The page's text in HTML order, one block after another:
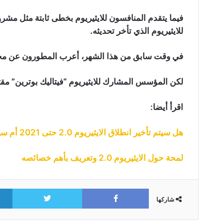
للايثيريوم الذي تأخر تحديثه.
في وقت سابق من هذا الشهر، أعرب المطورون عن
لكن المؤسس المشارك للايثيريوم “فيتاليك بوترين”
اقرأ أيضا:
هل سيتم تأخير انطلاق الايثيريوم 2.0 حتى 2021 أم سيطلق خلال هذا الشهر ؟
لمحة حول الايثيريوم 2.0 وتعريف بأهم خصائصه
شاركها
Facebook